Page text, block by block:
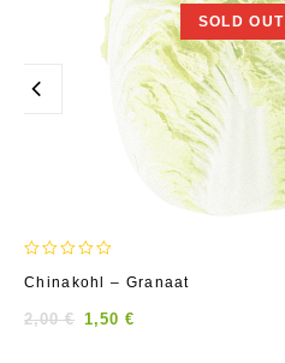
SOLD OUT
out
of
Chinakohl – Granaat
2,00€ 1,50 €